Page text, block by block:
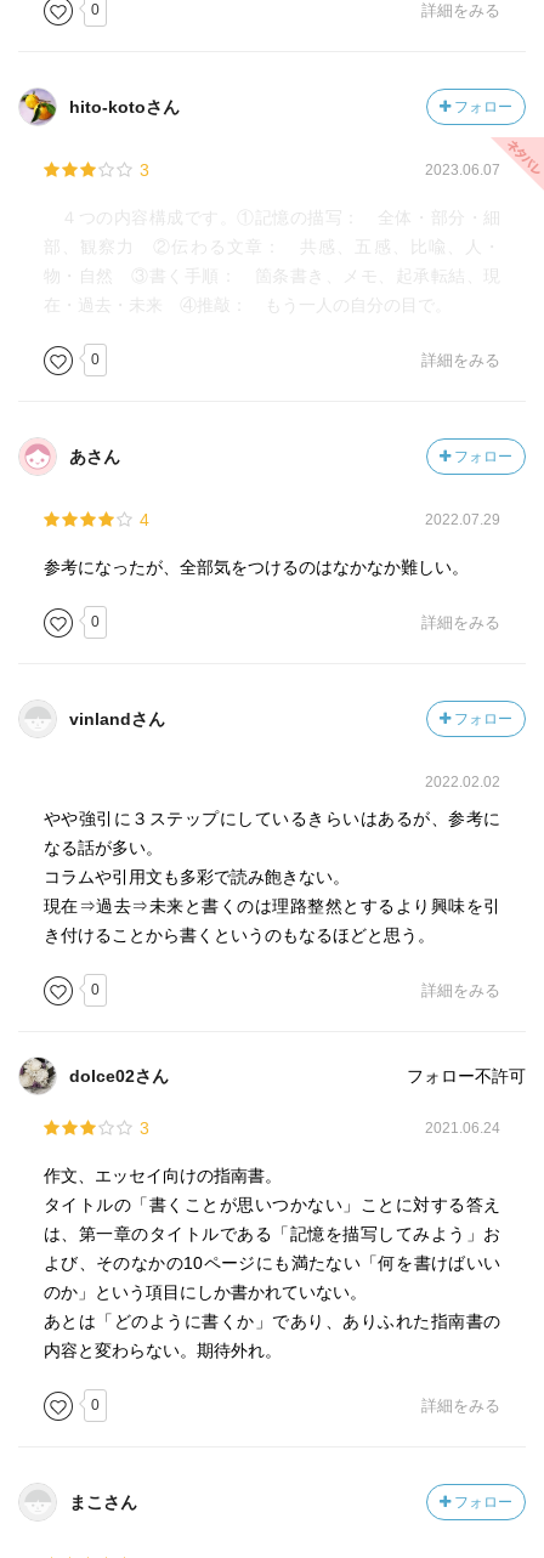
0 詳細をみる
hito-kotoさん フォロー
3 2023.06.07
４つの内容構成です。①記憶の描写： 全体・部分・細
部、観察力 ②伝わる文章： 共感、五感、比喩、人・
物・自然 ③書く手順： 箇条書き、メモ、起承転結、現
在・過去・未来 ④推敲： もう一人の自分の目で。
0 詳細をみる
あさん フォロー
4 2022.07.29
参考になったが、全部気をつけるのはなかなか難しい。
0 詳細をみる
vinlandさん フォロー
2022.02.02
やや強引に３ステップにしているきらいはあるが、参考に
なる話が多い。
コラムや引用文も多彩で読み飽きない。
現在⇒過去⇒未来と書くのは理路整然とするより興味を引
き付けることから書くというのもなるほどと思う。
0 詳細をみる
dolce02さん フォロー不許可
3 2021.06.24
作文、エッセイ向けの指南書。
タイトルの「書くことが思いつかない」ことに対する答え
は、第一章のタイトルである「記憶を描写してみよう」お
よび、そのなかの10ページにも満たない「何を書けばいい
のか」という項目にしか書かれていない。
あとは「どのように書くか」であり、ありふれた指南書の
内容と変わらない。期待外れ。
0 詳細をみる
まこさん フォロー